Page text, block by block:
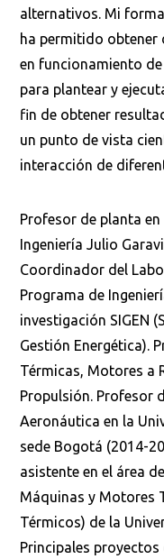
alternativos. Mi
ha permitido obtener
en funcionamiento
para plantear y
fin de obtener
un punto de vista
interacción de
Profesor de planta
Ingeniería Julio
Coordinador del
Programa de
investigación SIGEN
Gestión Energética).
Térmicas, Motores a
Propulsión. Profesor
Aeronáutica en la
sede Bogotá (2014-
asistente en el área
Máquinas y Motores
Térmicos) de la
Principales